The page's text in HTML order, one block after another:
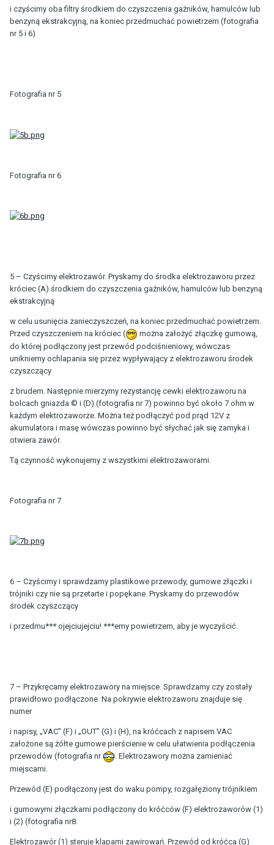
i czyścimy oba filtry środkiem do czyszczenia gaźników, hamulców lub
benzyną ekstrakcyjną, na koniec przedmuchać powietrzem (fotografia
nr 5 i 6)
Fotografia nr 5
Fotografia nr 6
5 – Czyścimy elektrozawór. Pryskamy do środka elektrozaworu przez
króciec (A) środkiem do czyszczenia gaźników, hamulców lub benzyną
ekstrakcyjną
w celu usunięcia zanieczyszczeń, na koniec przedmuchać powietrzem.
Przed czyszczeniem na króciec (
można założyć złączkę gumową,
do której podłączony jest przewód podciśnieniowy, wówczas
unikniemy ochlapania się przez wypływający z elektrozaworu środek
czyszczący
z brudem. Następnie mierzymy rezystancję cewki elektrozaworu na
bolcach gniazda © i (D) (fotografia nr 7) powinno być około 7 ohm w
każdym elektrozaworze. Można też podłączyć pod prąd 12V z
akumulatora i masę wówczas powinno być słychać jak się zamyka i
otwiera zawór.
Tą czynność wykonujemy z wszystkimi elektrozaworami.
Fotografia nr 7
6 – Czyścimy i sprawdzamy plastikowe przewody, gumowe złączki i
trójniki czy nie są przetarte i popękane. Pryskamy do przewodów
środek czyszczący
i przedmu*** ojejciujejciu! ***emy powietrzem, aby je wyczyścić.
7 – Przykręcamy elektrozawory na miejsce. Sprawdzamy czy zostały
prawidłowo podłączone. Na pokrywie elektrozaworu znajduje się
numer
i napisy, „VAC” (F) i „OUT” (G) i (H), na króćcach z napisem VAC
założone są żółte gumowe pierścienie w celu ułatwienia podłączenia
przewodów (fotografia nr
. Elektrozawory można zamieniać
miejscami.
Przewód (E) podłączony jest do waku pompy, rozgałęziony trójnikiem
i gumowymi złączkami podłączony do króćców (F) elektrozaworów (1)
i (2) (fotografia nr8.
Elektrozawór (1) steruje klapami zawirowań. Przewód od króćca (G)